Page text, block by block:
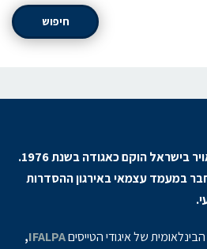
חיפוש
האיגוד הארצי לטייסי נתיבי אויר בישראל הוקם כאגודה בשנת 1976.
במעמד עצמאי באירגון ההסדרות
של איגודי הטייסיםIFALPA
,